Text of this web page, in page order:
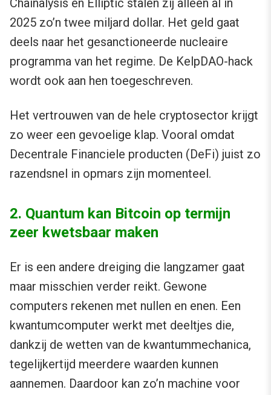
Chainalysis en Elliptic stalen zij alleen al in
2025 zo’n twee miljard dollar. Het geld gaat
deels naar het gesanctioneerde nucleaire
programma van het regime. De KelpDAO-hack
wordt ook aan hen toegeschreven.
Het vertrouwen van de hele cryptosector krijgt
zo weer een gevoelige klap. Vooral omdat
Decentrale Financiele producten (DeFi) juist zo
razendsnel in opmars zijn momenteel.
2. Quantum kan Bitcoin op termijn
zeer kwetsbaar maken
Er is een andere dreiging die langzamer gaat
maar misschien verder reikt. Gewone
computers rekenen met nullen en enen. Een
kwantumcomputer werkt met deeltjes die,
dankzij de wetten van de kwantummechanica,
tegelijkertijd meerdere waarden kunnen
aannemen. Daardoor kan zo’n machine voor